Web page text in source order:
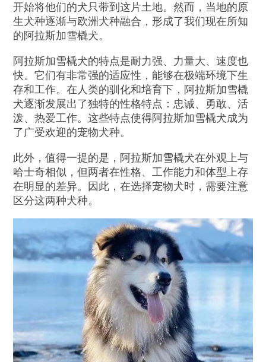
开始将他们的犬只带到这片土地。然而，当地的原
生犬种逐渐与欧洲犬种融合，形成了我们现在所知
的阿拉斯加雪橇犬。
阿拉斯加雪橇犬的特点是耐力强、力量大、速度也
快。它们有非常强的适应性，能够在极端环境下生
存和工作。在人类的驯化和培育下，阿拉斯加雪橇
犬逐渐发展出了独特的性格特点：忠诚、勇敢、活
泼、热爱工作。这些特点使得阿拉斯加雪橇犬成为
了广受欢迎的宠物犬种。
此外，值得一提的是，阿拉斯加雪橇犬在外观上与
哈士奇相似，但两者在性格、工作能力和体型上存
在明显的差异。因此，在选择宠物犬时，需要注意
区分这两种犬种。